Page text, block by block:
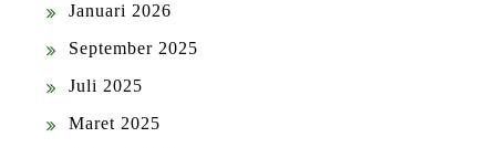
Januari 2026
September 2025
Juli 2025
Maret 2025